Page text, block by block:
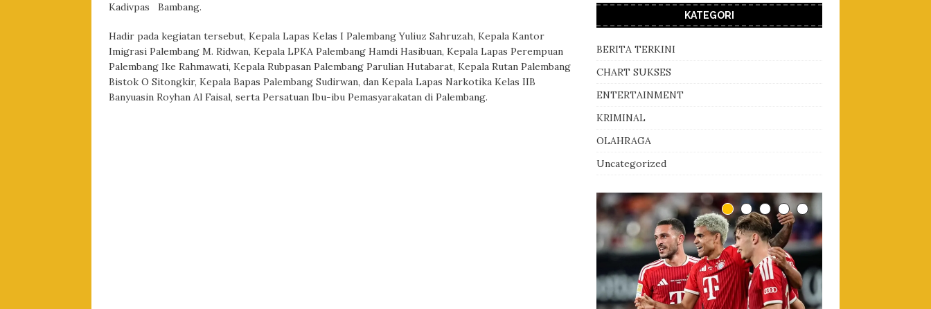
Kadivpas Bambang.
Hadir pada kegiatan tersebut, Kepala Lapas Kelas I Palembang Yuliuz Sahruzah, Kepala Kantor
Imigrasi Palembang M. Ridwan, Kepala LPKA Palembang Hamdi Hasibuan, Kepala Lapas Perempuan
Palembang Ike Rahmawati, Kepala Rubpasan Palembang Parulian Hutabarat, Kepala Rutan Palembang
Bistok O Sitongkir, Kepala Bapas Palembang Sudirwan, dan Kepala Lapas Narkotika Kelas IIB
Banyuasin Royhan Al Faisal, serta Persatuan Ibu-ibu Pemasyarakatan di Palembang.
KATEGORI
BERITA TERKINI
CHART SUKSES
ENTERTAINMENT
KRIMINAL
OLAHRAGA
Uncategorized